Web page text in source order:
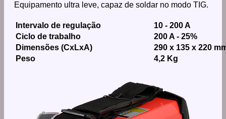
Equipamento ultra leve, capaz de soldar no modo TIG.
Intervalo de regulação
10 - 200 A
Ciclo de trabalho
200 A - 25%
Dimensões (CxLxA)
290 x 135 x 220
Peso
4,2 Kg